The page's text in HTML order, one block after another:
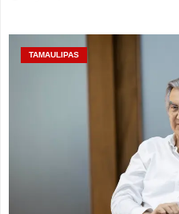
TAMAULIPAS